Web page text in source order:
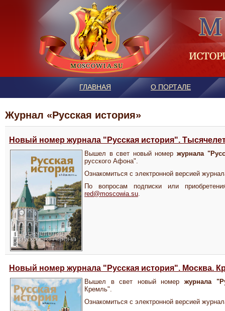
ГЛАВНАЯ О ПОРТАЛЕ
Журнал «Русская история»
Новый номер журнала "Русская история".
Вышел в свет новый номер журнала
русского Афона".
Ознакомиться с электронной версией
По вопросам подписки или
red@moscowia.su.
Новый номер журнала "Русская история". Москва.
Вышел в свет новый номер журнала
Кремль".
Ознакомиться с электронной версией